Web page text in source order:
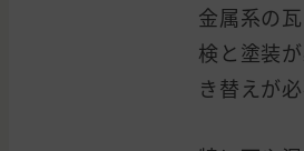
金属系の
検と塗装
き替えが